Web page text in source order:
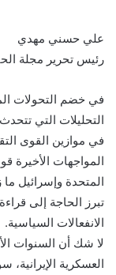
علي حسني مهدي
رئيس تحرير مجلة
في خضم التحولات
التحليلات التي
في موازين القوى
المواجهات الأخيرة
المتحدة وإسرائيل ما
تبرز الحاجة إلى
الانفعالات السياسية.
لا شك أن السنوات
العسكرية